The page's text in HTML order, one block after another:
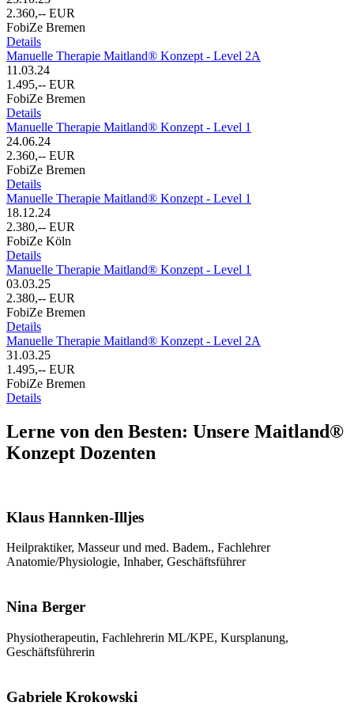
2.360,-- EUR
FobiZe Bremen
Details
Manuelle Therapie Maitland® Konzept - Level 2A
11.03.24
1.495,-- EUR
FobiZe Bremen
Details
Manuelle Therapie Maitland® Konzept - Level 1
24.06.24
2.360,-- EUR
FobiZe Bremen
Details
Manuelle Therapie Maitland® Konzept - Level 1
18.12.24
2.380,-- EUR
FobiZe Köln
Details
Manuelle Therapie Maitland® Konzept - Level 1
03.03.25
2.380,-- EUR
FobiZe Bremen
Details
Manuelle Therapie Maitland® Konzept - Level 2A
31.03.25
1.495,-- EUR
FobiZe Bremen
Details
Lerne von den Besten: Unsere Maitland®
Konzept Dozenten
Klaus Hannken-Illjes
Heilpraktiker, Masseur und med. Badem., Fachlehrer
Anatomie/Physiologie, Inhaber, Geschäftsführer
Nina Berger
Physiotherapeutin, Fachlehrerin ML/KPE, Kursplanung,
Geschäftsführerin
Gabriele Krokowski